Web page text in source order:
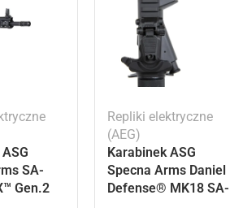
SA-
Gen.2
Repliki elektryczne
(AEG)
Karabinek ASG
Specna Arms Daniel
Defense® MK18 SA-